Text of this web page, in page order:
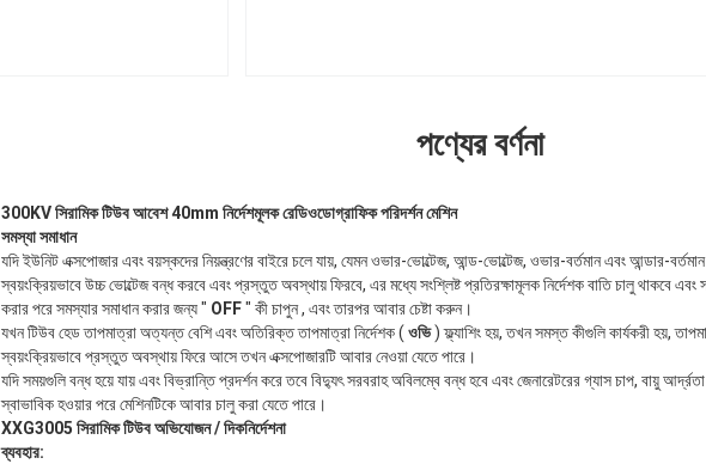
পণ্যের বর্ণনা
300KV সিরামিক টিউব আবেশ 40mm নির্দেশমূলক রেডিওডোগ্রাফিক পরিদর্শন মেশিন
সমস্যা সমাধান
যদি ইউনিট এক্সপোজার এবং বয়স্কদের নিয়ন্ত্রণের বাইরে চলে যায়, যেমন ওভার-ভোল্টেজ, আন্ড-ভোল্টেজ, ওভার-বর্তমান এবং আন্ডার-
স্বয়ংক্রিয়ভাবে উচ্চ ভোল্টেজ বন্ধ করবে এবং প্রস্তুত অবস্থায় ফিরবে, এর মধ্যে সংশ্লিষ্ট প্রতিরক্ষামূলক নির্দেশক বাতি চালু থাকবে এবং
করার পরে সমস্যার সমাধান করার জন্য " OFF" কী চাপুন , এবং তারপর আবার চেষ্টা করুন।
যখন টিউব হেড তাপমাত্রা অত্যন্ত বেশি এবং অতিরিক্ত তাপমাত্রা নির্দেশক ( ওভি) ফ্ল্যাশিং হয়, তখন সমস্ত কীগুলি কার্যকরী হয়,
স্বয়ংক্রিয়ভাবে প্রস্তুত অবস্থায় ফিরে আসে তখন এক্সপোজারটি আবার নেওয়া যেতে পারে।
যদি সময়গুলি বন্ধ হয়ে যায় এবং বিভ্রান্তি প্রদর্শন করে তবে বিদ্যুৎ সরবরাহ অবিলম্বে বন্ধ হবে এবং জেনারেটরের গ্যাস চাপ, বায়ু
স্বাভাবিক হওয়ার পরে মেশিনটিকে আবার চালু করা যেতে পারে।
XXG3005 সিরামিক টিউব অভিযোজন / দিকনির্দেশনা
ব্যবহার: